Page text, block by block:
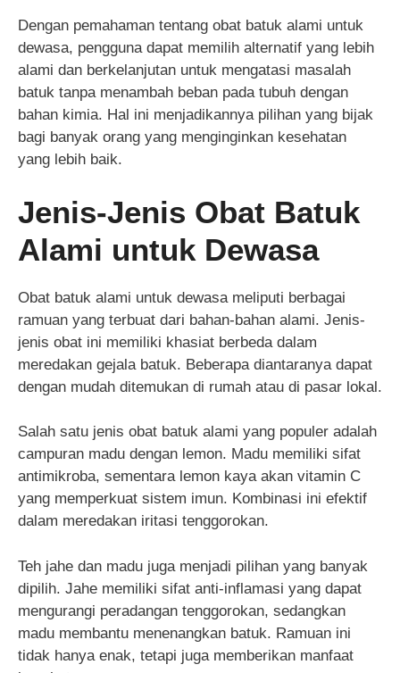
Dengan pemahaman tentang obat batuk alami untuk
dewasa, pengguna dapat memilih alternatif yang lebih
alami dan berkelanjutan untuk mengatasi masalah
batuk tanpa menambah beban pada tubuh dengan
bahan kimia. Hal ini menjadikannya pilihan yang bijak
bagi banyak orang yang menginginkan kesehatan
yang lebih baik.
Jenis-Jenis Obat Batuk
Alami untuk Dewasa
Obat batuk alami untuk dewasa meliputi berbagai
ramuan yang terbuat dari bahan-bahan alami. Jenis-
jenis obat ini memiliki khasiat berbeda dalam
meredakan gejala batuk. Beberapa diantaranya dapat
dengan mudah ditemukan di rumah atau di pasar lokal.
Salah satu jenis obat batuk alami yang populer adalah
campuran madu dengan lemon. Madu memiliki sifat
antimikroba, sementara lemon kaya akan vitamin C
yang memperkuat sistem imun. Kombinasi ini efektif
dalam meredakan iritasi tenggorokan.
Teh jahe dan madu juga menjadi pilihan yang banyak
dipilih. Jahe memiliki sifat anti-inflamasi yang dapat
mengurangi peradangan tenggorokan, sedangkan
madu membantu menenangkan batuk. Ramuan ini
tidak hanya enak, tetapi juga memberikan manfaat